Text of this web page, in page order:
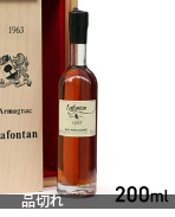
品切れ